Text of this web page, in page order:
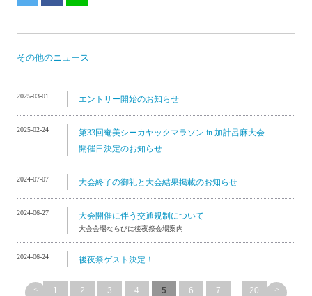
その他のニュース
2025-03-01 エントリー開始のお知らせ
2025-02-24
第33回奄美シーカヤックマラソン in 加計呂麻大会
開催日決定のお知らせ
2024-07-07 大会終了の御礼と大会結果掲載のお知らせ
2024-06-27 大会開催に伴う交通規制について
大会会場ならびに後夜祭会場案内
2024-06-24 後夜祭ゲスト決定！
< 1 2 3 4 5 6 7 ... 20 >